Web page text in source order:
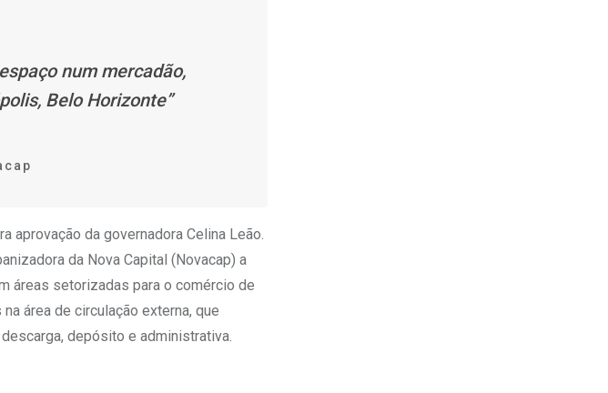
num mercadão,
Belo Horizonte”
aprovação da governadora Celina Leão.
da Nova Capital (Novacap) a
áreas setorizadas para o comércio de
área de circulação externa, que
depósito e administrativa.